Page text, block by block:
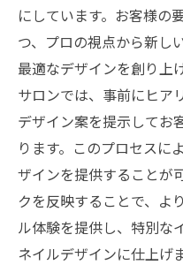
にしています。お客様の
つ、プロの視点から新し
最適なデザインを創り上
サロンでは、事前にヒア
デザイン案を提示してお
ります。このプロセスに
ザインを提供することが
クを反映することで、よ
ル体験を提供し、特別な
ネイルデザインに仕上げま